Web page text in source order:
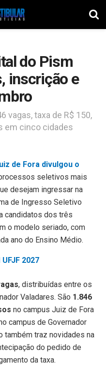
do Pism
inscrição e
vagas, taxa de R$ 150,
em cinco cidades
de Fora divulgou o
seletivos mais
desejam ingressar na
de Ingresso Seletivo
candidatos dos três
o modelo seriado, com
ano do Ensino Médio.
2027
, distribuídas entre os
Valadares. São 1.846
no campus Juiz de Fora
campus de Governador
também traz novidades na
do pedido de
da taxa.